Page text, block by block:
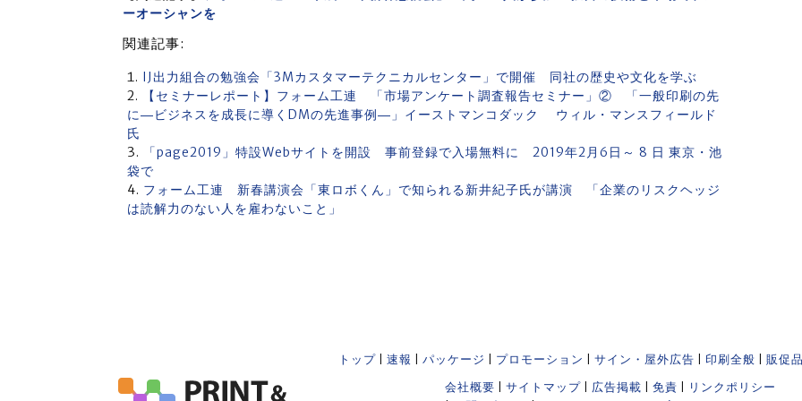
ーオーシャンを
関連記事:
IJ出力組合の勉強会「3Mカスタマーテクニカルセンター」で開催 同社の歴史や文化を学ぶ
【セミナーレポート】フォーム工連 「市場アンケート調査報告セミナー」② 「一般印刷の先
に―ビジネスを成長に導くDMの先進事例―」イーストマンコダック ウィル・マンスフィールド
氏
「page2019」特設Webサイトを開設 事前登録で入場無料に 2019年2月6日～ 8 日 東京・池
袋で
フォーム工連 新春講演会「東ロボくん」で知られる新井紀子氏が講演 「企業のリスクヘッジ
は読解力のない人を雇わないこと」
トップ 速報 パッケージ プロモーション サイン・屋外広告 印刷全般 販促品
会社概要 サイトマップ 広告掲載 免責
リンクポリシー